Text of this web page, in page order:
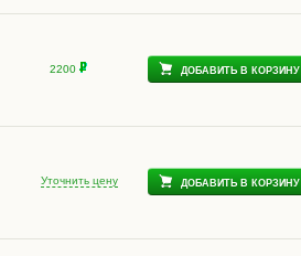
2200 ДОБАВИТЬ В КОРЗИНУ
Уточнить цену ДОБАВИТЬ В КОРЗИНУ